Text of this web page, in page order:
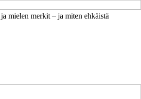
mielen merkit – ja miten ehkäistä